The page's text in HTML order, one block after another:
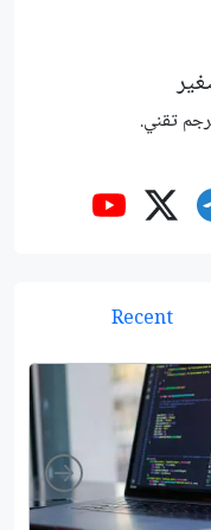
تقني.
Recent